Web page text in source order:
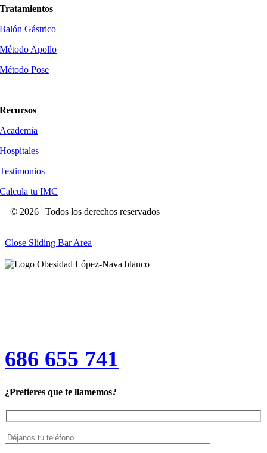
Tratamientos
Balón Gástrico
Método Apollo
Método Pose
Recursos
Academia
Hospitales
Testimonios
Calcula tu IMC
© 2026 | Todos los derechos reservados | |
|
Close Sliding Bar Area
686 655 741
¿Prefieres que te llamemos?